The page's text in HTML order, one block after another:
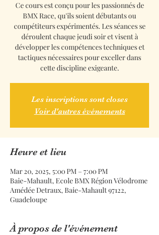
Ce cours est conçu pour les passionnés de
BMX Race, qu'ils soient débutants ou
compétiteurs expérimentés. Les séances se
déroulent chaque jeudi soir et visent à
développer les compétences techniques et
tactiques nécessaires pour exceller dans
cette discipline exigeante.
Les inscriptions sont closes
Voir d'autres événements
Heure et lieu
Mar 20, 2025, 5:00 PM – 7:00 PM
Baie-Mahault, Ecole BMX Région Vélodrome
Amédée Detraux, Baie-Mahault 97122,
Guadeloupe
À propos de l'événement